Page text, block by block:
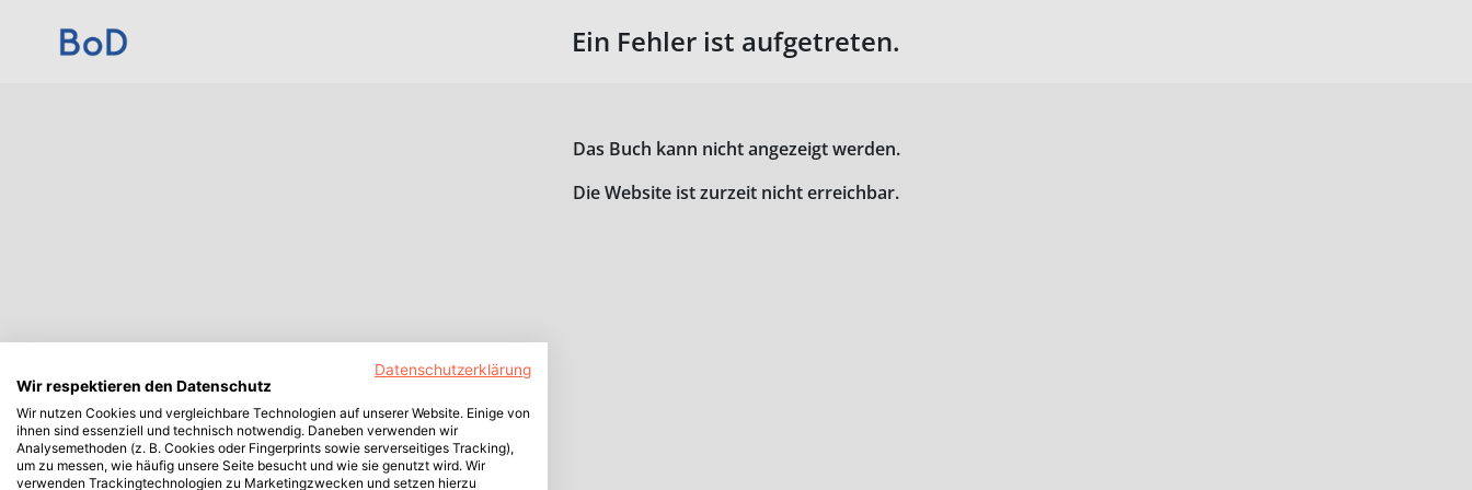
Ein Fehler ist aufgetreten.
Das Buch kann nicht angezeigt werden.
Die Website ist zurzeit nicht erreichbar.
Datenschutzerklärung
Wir respektieren den Datenschutz
Wir nutzen Cookies und vergleichbare Technologien auf unserer Website. Einige von
ihnen sind essenziell und technisch notwendig. Daneben verwenden wir
Analysemethoden (z. B. Cookies oder Fingerprints sowie serverseitiges Tracking),
um zu messen, wie häufig unsere Seite besucht und wie sie genutzt wird. Wir
verwenden Trackingtechnologien zu Marketingzwecken und setzen hierzu